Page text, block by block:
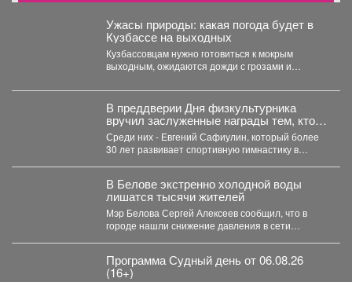
Ужасы природы: какая погода будет в
Кузбассе на выходных
Кузбассовцам нужно готовиться к мокрым
выходным, ожидаются дожди с грозами и
В преддверии Дня физкультурника
вручил заслуженные награды тем, кто
посвятил свою жизнь спорту и
воспитанию чемпионов.
Среди них - Евгений Сафиулин, который более
30 лет развивает спортивную гимнастику в
В Белове экстренно холодной воды
лишатся тысячи жителей
Мэр Белова Сергей Алексеев сообщил, что в
городе нашли снижение давления в сети
Программа Судный день от 06.08.26
(16+)